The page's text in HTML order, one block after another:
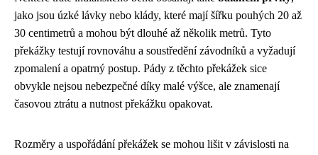
jako jsou úzké lávky nebo klády, které mají šířku pouhých 20 až
30 centimetrů a mohou být dlouhé až několik metrů. Tyto
překážky testují rovnováhu a soustředění závodníků a vyžadují
zpomalení a opatrný postup. Pády z těchto překážek sice
obvykle nejsou nebezpečné díky malé výšce, ale znamenají
časovou ztrátu a nutnost překážku opakovat.
Rozměry a uspořádání překážek se mohou lišit v závislosti na